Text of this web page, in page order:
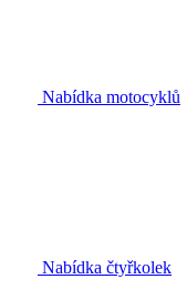
Nabídka motocyklů
Nabídka čtyřkolek